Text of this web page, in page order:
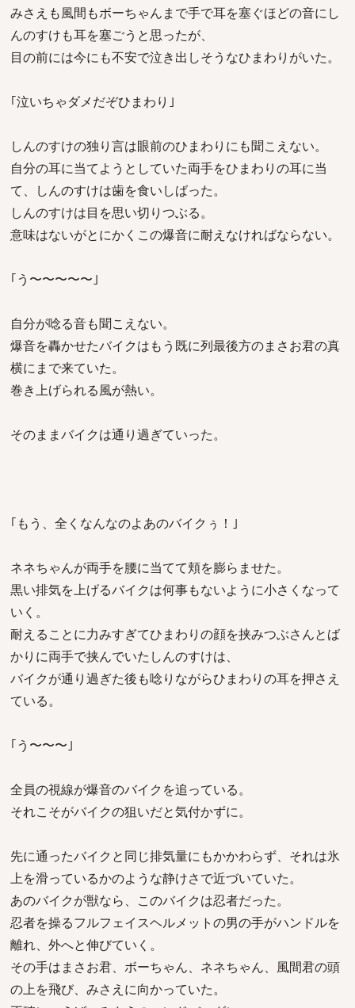
みさえも風間もボーちゃんまで手で耳を塞ぐほどの音にし
んのすけも耳を塞ごうと思ったが、
目の前には今にも不安で泣き出しそうなひまわりがいた。
｢泣いちゃダメだぞひまわり｣
しんのすけの独り言は眼前のひまわりにも聞こえない。
自分の耳に当てようとしていた両手をひまわりの耳に当
て、しんのすけは歯を食いしばった。
しんのすけは目を思い切りつぶる。
意味はないがとにかくこの爆音に耐えなければならない。
｢う〜〜〜〜〜｣
自分が唸る音も聞こえない。
爆音を轟かせたバイクはもう既に列最後方のまさお君の真
横にまで来ていた。
巻き上げられる風が熱い。
そのままバイクは通り過ぎていった。
｢もう、全くなんなのよあのバイクぅ！｣
ネネちゃんが両手を腰に当てて頬を膨らませた。
黒い排気を上げるバイクは何事もないように小さくなって
いく。
耐えることに力みすぎてひまわりの顔を挟みつぶさんとば
かりに両手で挟んでいたしんのすけは、
バイクが通り過ぎた後も唸りながらひまわりの耳を押さえ
ている。
｢う〜〜〜｣
全員の視線が爆音のバイクを追っている。
それこそがバイクの狙いだと気付かずに。
先に通ったバイクと同じ排気量にもかかわらず、それは氷
上を滑っているかのような静けさで近づいていた。
あのバイクが獣なら、このバイクは忍者だった。
忍者を操るフルフェイスヘルメットの男の手がハンドルを
離れ、外へと伸びていく。
その手はまさお君、ボーちゃん、ネネちゃん、風間君の頭
の上を飛び、みさえに向かっていた。